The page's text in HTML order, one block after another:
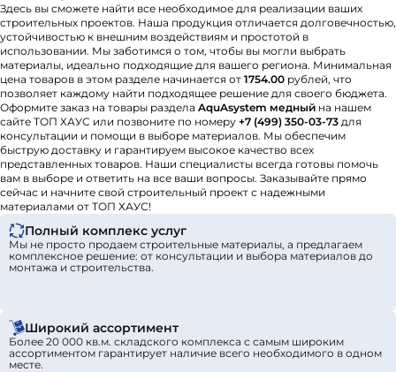
Здесь вы сможете найти все необходимое для реализации ваших
строительных проектов. Наша продукция отличается долговечностью,
устойчивостью к внешним воздействиям и простотой в
использовании. Мы заботимся о том, чтобы вы могли выбрать
материалы, идеально подходящие для вашего региона. Минимальная
цена товаров в этом разделе начинается от 1754.00 рублей, что
позволяет каждому найти подходящее решение для своего бюджета.
Оформите заказ на товары раздела AquAsystem медный на нашем
сайте ТОП ХАУС или позвоните по номеру +7 (499) 350-03-73 для
консультации и помощи в выборе материалов. Мы обеспечим
быструю доставку и гарантируем высокое качество всех
представленных товаров. Наши специалисты всегда готовы помочь
вам в выборе и ответить на все ваши вопросы. Заказывайте прямо
сейчас и начните свой строительный проект с надежными
материалами от ТОП ХАУС!
Полный комплекс услуг
Мы не просто продаем строительные материалы, а предлагаем
комплексное решение: от консультации и выбора материалов до
монтажа и строительства.
Широкий ассортимент
Более 20 000 кв.м. складского комплекса с самым широким
ассортиментом гарантирует наличие всего необходимого в одном
месте.